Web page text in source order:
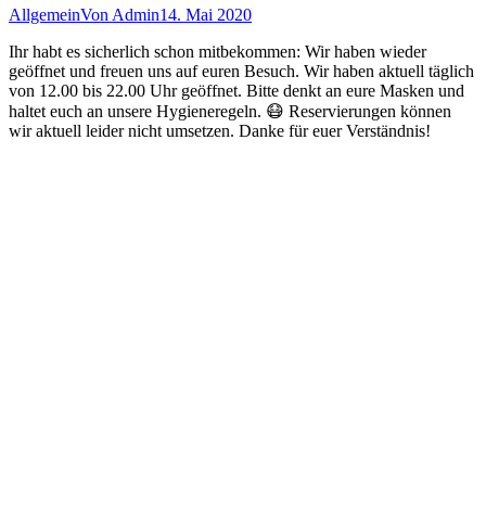
AllgemeinVon Admin14. Mai 2020
Ihr habt es sicherlich schon mitbekommen: Wir haben wieder
geöffnet und freuen uns auf euren Besuch. Wir haben aktuell täglich
von 12.00 bis 22.00 Uhr geöffnet. Bitte denkt an eure Masken und
haltet euch an unsere Hygieneregeln. 😷 Reservierungen können
wir aktuell leider nicht umsetzen. Danke für euer Verständnis!